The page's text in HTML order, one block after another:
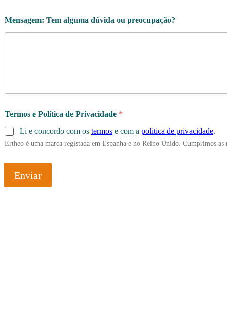
Mensagem: Tem alguma dúvida ou preocupação?
Termos e Política de Privacidade *
Li e concordo com os termos e com a política de privacidade.
Ertheo é uma marca registada em Espanha e no Reino Unido. Cumprimos
Enviar